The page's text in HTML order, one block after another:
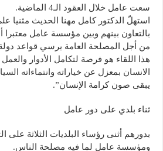
سعت عامل خلال العقود الـ4 الماضية.
استهلّ الدكتور كامل مهنا الحديث مثنيا
بالتعاون بينهم وبين مؤسسة عامل معتبرا
من أجل المصلحة العامة يرسي قواعد دولة
هذا اللقاء هو فرصة لتكامل الأدوار
الانسان بمعزل عن خياراته وانتماءاته
يبقى صون كرامة الإنسان”.
ثناء بلدي على دور عامل
بدورهم أثنى رؤساء البلديات الثلاثة على
ومؤسسة عامل لما فيه مصلحة الناس.